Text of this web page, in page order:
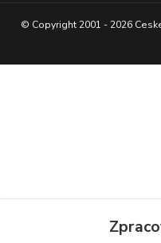
© Copyright 2001 - 2026